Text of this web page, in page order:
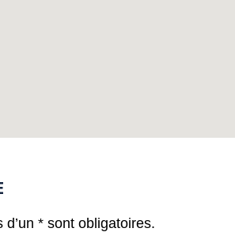
* sont obligatoires.